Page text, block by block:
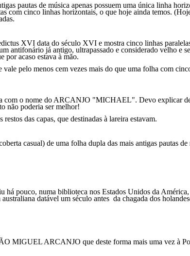
pautas de música apenas possuem uma única linha
com cinco linhas horizontais, o que hoje ainda temos.
XVI data do século XVI e mostra cinco linhas
antifonário já antigo, ultrapassado e considerado velho e
por acaso estava à mão.
pelo menos cem vezes mais do que uma folha com
com o nome do ARCANJO "MICHAEL". Devo explicar
poderia ser melhor!
das capas, que destinadas à lareira estavam.
casual) de uma folha dupla das mais antigas pautas de
há pouco, numa biblioteca nos Estados Unidos da
datável um século antes da chagada dos
MIGUEL ARCANJO que deste forma mais uma vez à